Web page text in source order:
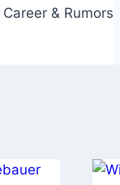
Career & Rumors